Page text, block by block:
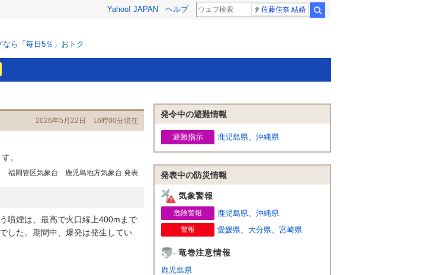
Yahoo! JAPAN ヘルプ 佐藤佳奈 結婚
ら「毎日5％」おトク
2026年5月22日 16時00分現在
。
福岡管区気象台 鹿児島地方気象台 発表
噴煙は、最高で火口縁上400mまで
した。期間中、爆発は発生してい
発令中の避難情報
避難指示 鹿児島県、 沖縄県
発表中の防災情報
気象警報
危険警報 鹿児島県、 沖縄県
警報 愛媛県、 大分県、 宮崎県
竜巻注意情報
鹿児島県